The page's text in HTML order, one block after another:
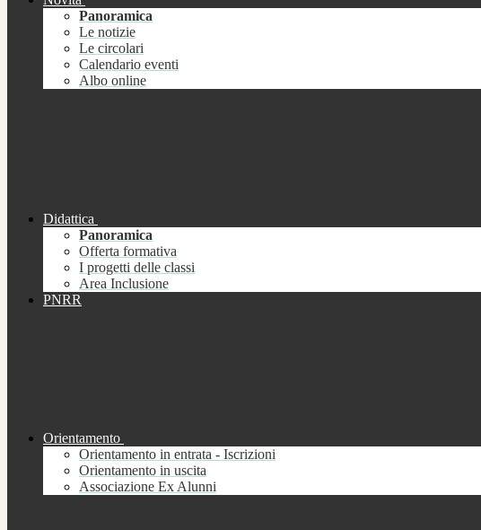
Panoramica
Le notizie
Le circolari
Calendario eventi
Albo online
Didattica
Panoramica
Offerta formativa
I progetti delle classi
Area Inclusione
PNRR
Orientamento
Orientamento in entrata - Iscrizioni
Orientamento in uscita
Associazione Ex Alunni